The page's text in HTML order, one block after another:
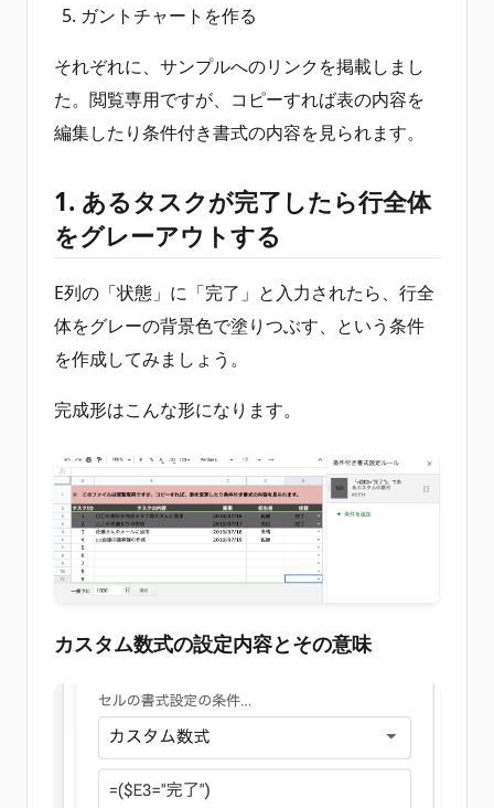
ガントチャートを作る
それぞれに、サンプルへのリンクを掲載しまし
た。閲覧専用ですが、コピーすれば表の内容を
編集したり条件付き書式の内容を見られます。
1. あるタスクが完了したら行全体
をグレーアウトする
E列の「状態」に「完了」と入力されたら、行全
体をグレーの背景色で塗りつぶす、という条件
を作成してみましょう。
完成形はこんな形になります。
カスタム数式の設定内容とその意味